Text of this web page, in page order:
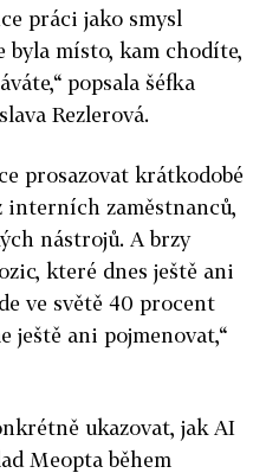
práci jako smysl
byla místo, kam chodíte,
popsala šéfka
Rezlerová.
prosazovat krátkodobé
interních zaměstnanců,
nástrojů. A brzy
které dnes ještě ani
ve světě 40 procent
ještě ani pojmenovat,“
ukazovat, jak AI
Meopta během